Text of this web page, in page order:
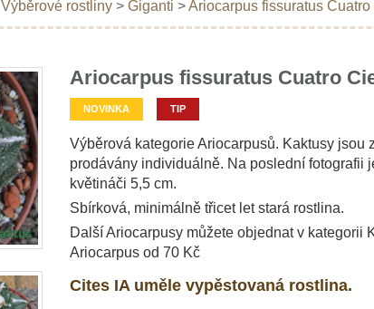
Výběrové rostliny> Giganti >Ariocarpus fissuratus
Ariocarpus fissuratus Cuatro
NOVINKA TIP
Výběrová kategorie Ariocarpusů. Kaktusy jsou
prodávány individuálně. Na poslední fotografii
květináči 5,5 cm.
Sbírková, minimálně třicet let stará rostlina.
Další Ariocarpusy můžete objednat v kategorii
Ariocarpus od 70 Kč
Cites IA uměle vypěstovaná rostlina.